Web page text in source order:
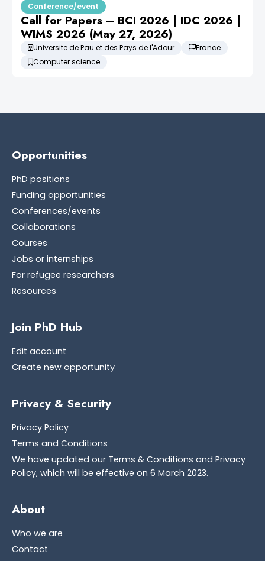
Conference/event
Call for Papers – BCI 2026 | IDC 2026 |
WIMS 2026 (May 27, 2026)
Universite de Pau et des Pays de l'Adour
France
Computer science
Opportunities
PhD positions
Funding opportunities
Conferences/events
Collaborations
Courses
Jobs or internships
For refugee researchers
Resources
Join PhD Hub
Edit account
Create new opportunity
Privacy & Security
Privacy Policy
Terms and Conditions
We have updated our Terms & Conditions and Privacy
Policy, which will be effective on 6 March 2023.
About
Who we are
Contact